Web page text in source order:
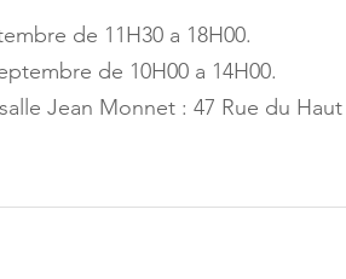
de 11H30 a 18H00.
de 10H00 a 14H00.
Jean Monnet : 47 Rue du